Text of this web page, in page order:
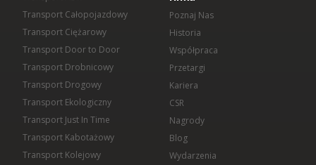
Transport Całopojazdowy
Transport Ciężarowy
Transport Door to Door
Transport Drobnicowy
Transport Drogowy
Transport Ekologiczny
Transport Just In Time
Transport Kabotażowy
Transport Kolejowy
Poznaj Nas
Historia
Współpraca
Przetargi
Kariera
CSR
Nagrody
Blog
Wydarzenia